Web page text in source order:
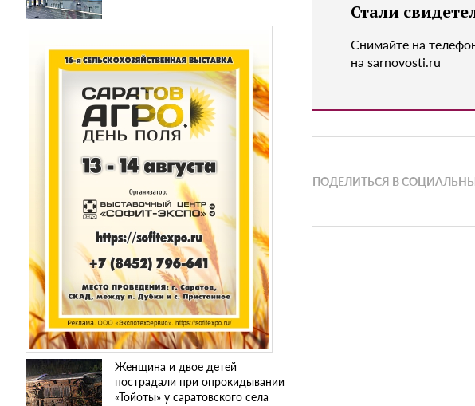
Женщина и двое детей
пострадали при опрокидывании
«Тойоты» у саратовского села
Стали
Снимайте на
на sarnovosti.ru
ПОДЕЛИТЬСЯ В